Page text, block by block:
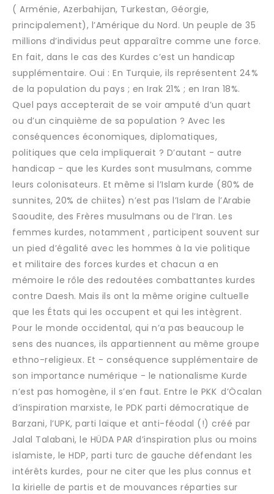
( Arménie, Azerbahijan, Turkestan, Géorgie,
principalement), l’Amérique du Nord. Un peuple de 35
millions d’individus peut apparaître comme une force.
En fait, dans le cas des Kurdes c’est un handicap
supplémentaire. Oui : En Turquie, ils représentent 24%
de la population du pays ; en Irak 21% ; en Iran 18%.
Quel pays accepterait de se voir amputé d’un quart
ou d’un cinquième de sa population ? Avec les
conséquences économiques, diplomatiques,
politiques que cela impliquerait ? D’autant - autre
handicap - que les Kurdes sont musulmans, comme
leurs colonisateurs. Et même si l’Islam kurde (80% de
sunnites, 20% de chiites) n’est pas l’Islam de l’Arabie
Saoudite, des Frères musulmans ou de l’Iran. Les
femmes kurdes, notamment , participent souvent sur
un pied d’égalité avec les hommes à la vie politique
et militaire des forces kurdes et chacun a en
mémoire le rôle des redoutées combattantes kurdes
contre Daesh. Mais ils ont la même origine cultuelle
que les États qui les occupent et qui les intègrent.
Pour le monde occidental, qui n’a pas beaucoup le
sens des nuances, ils appartiennent au même groupe
ethno-religieux. Et - conséquence supplémentaire de
son importance numérique - le nationalisme Kurde
n’est pas homogène, il s’en faut. Entre le PKK d’Öcalan
d’inspiration marxiste, le PDK parti démocratique de
Barzani, l’UPK, parti laïque et anti-féodal (!) créé par
Jalal Talabani, le HÜDA PAR d’inspiration plus ou moins
islamiste, le HDP, parti turc de gauche défendant les
intérêts kurdes, pour ne citer que les plus connus et
la kirielle de partis et de mouvances réparties sur